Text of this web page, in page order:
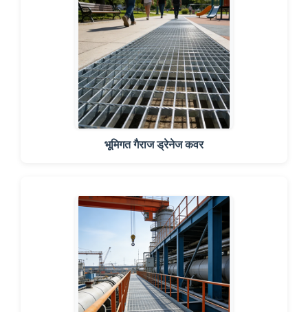
भूमिगत गैराज ड्रेनेज कवर